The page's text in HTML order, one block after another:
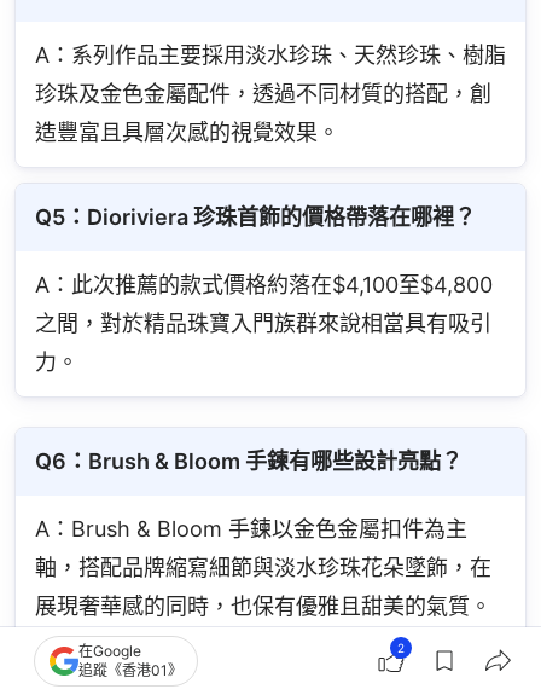
A：系列作品主要採用淡水珍珠、天然珍珠、樹脂
珍珠及金色金屬配件，透過不同材質的搭配，創
造豐富且具層次感的視覺效果。
Q5：Dioriviera 珍珠首飾的價格帶落在哪裡？
A：此次推薦的款式價格約落在$4,100至$4,800
之間，對於精品珠寶入門族群來說相當具有吸引
力。
Q6：Brush & Bloom 手鍊有哪些設計亮點？
A：Brush & Bloom 手鍊以金色金屬扣件為主
軸，搭配品牌縮寫細節與淡水珍珠花朵墜飾，在
展現奢華感的同時，也保有優雅且甜美的氣質。
在Google
追蹤《香港01》
2